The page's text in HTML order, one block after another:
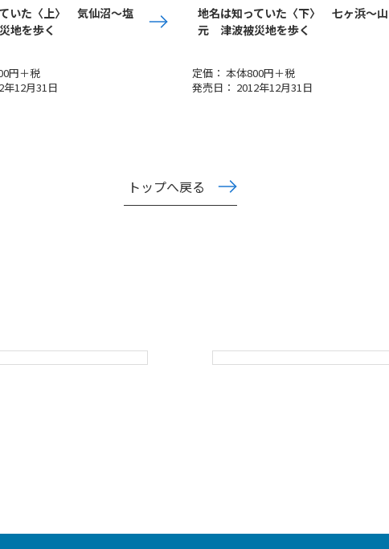
いた〈上〉 気仙沼～塩
地を歩く
円＋税
12月31日
地名は知っていた〈下〉 七ヶ浜～山
元 津波被災地を歩く
定価： 本体800円＋税
発売日： 2012年12月31日
トップへ戻る